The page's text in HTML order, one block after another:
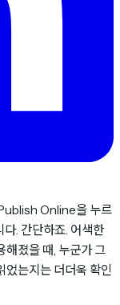
Online을 누르
다. 간단하죠. 어색한
해졌을 때, 누군가 그
었는지는 더더욱 확인